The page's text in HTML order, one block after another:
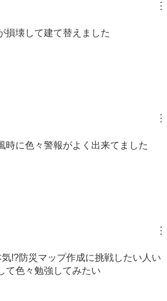
︙
損壊して建て替えました
︙
時に色々警報がよく出来てました
︙
!?防災マップ作成に挑戦したい人い
て色々勉強してみたい